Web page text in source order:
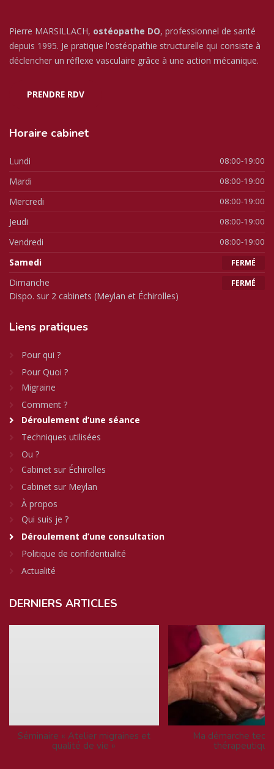
Pierre MARSILLACH, ostéopathe DO, professionnel de santé
depuis 1995. Je pratique l'ostéopathie structurelle qui consiste à
déclencher un réflexe vasculaire grâce à une action mécanique.
PRENDRE RDV
Horaire cabinet
Lundi 08:00-19:00
Mardi 08:00-19:00
Mercredi 08:00-19:00
Jeudi 08:00-19:00
Vendredi 08:00-19:00
Samedi FERMÉ
Dimanche FERMÉ
Dispo. sur 2 cabinets (Meylan et Échirolles)
Liens pratiques
Pour qui ?
Pour Quoi ?
Migraine
Comment ?
Déroulement d’une séance
Techniques utilisées
Ou ?
Cabinet sur Échirolles
Cabinet sur Meylan
À propos
Qui suis je ?
Déroulement d’une consultation
Politique de confidentialité
Actualité
DERNIERS ARTICLES
Séminaire « Atelier migraines et
qualité de vie »
Ma démarche
thérapeutique